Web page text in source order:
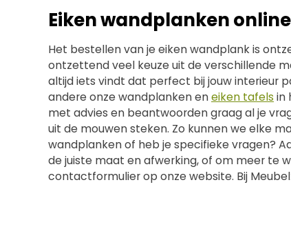
Eiken wandplanken
Het bestellen van je eiken wandplank is
ontzettend veel keuze uit de verschillende
altijd iets vindt dat perfect bij jouw interieur
andere onze wandplanken eneiken tafelsin
met advies en beantwoorden graag al je
uit de mouwen steken. Zo kunnen we elke
wandplanken of heb je specifieke vragen?
de juiste maat en afwerking, of om meer te
contactformulier op onze website. Bij